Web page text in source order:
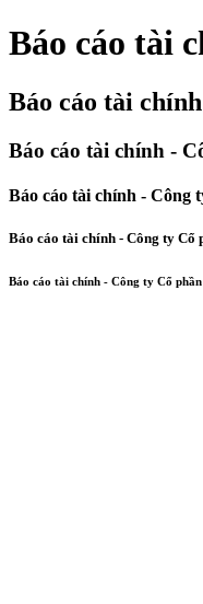
Báo cáo tài
Báo cáo tài
Báo cáo tài chính -
Báo cáo tài chính - Công
Báo cáo tài chính - Công ty Cổ
Báo cáo tài chính - Công ty Cổ